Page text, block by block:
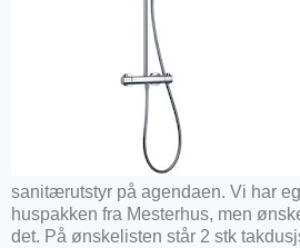
sanitærutstyr på agendaen. Vi har
huspakken fra Mesterhus, men
det. På ønskelisten står 2 stk